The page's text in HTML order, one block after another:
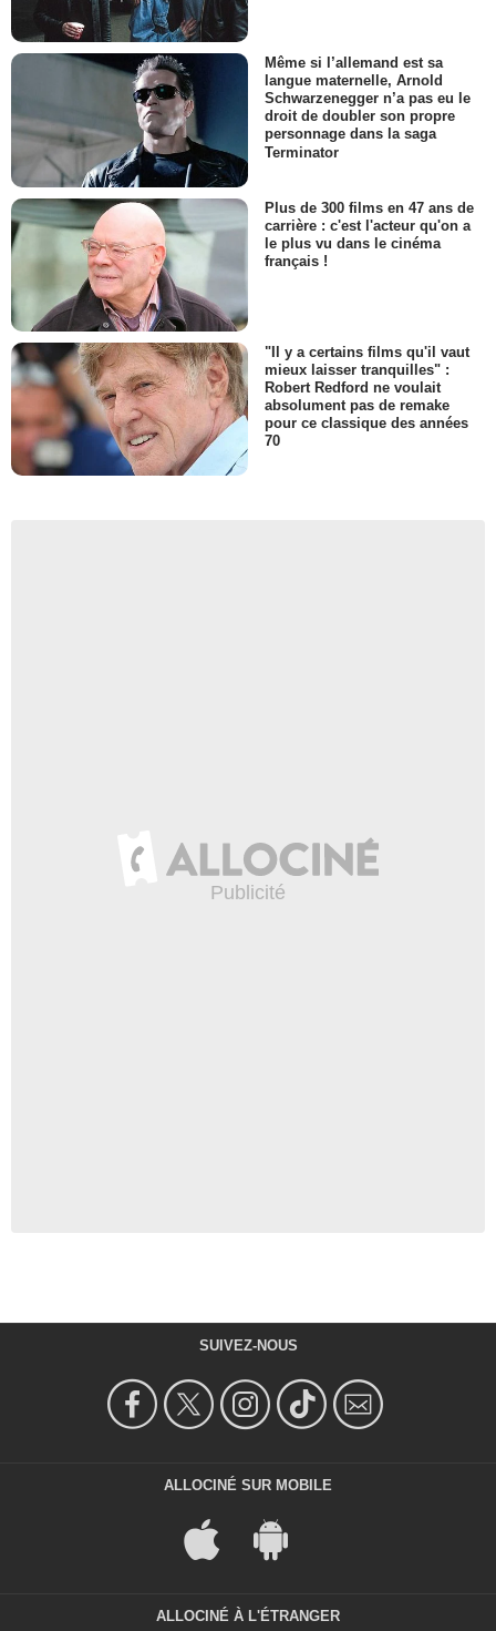
Même si l’allemand est sa
langue maternelle, Arnold
Schwarzenegger n’a pas eu le
droit de doubler son propre
personnage dans la saga
Terminator
Plus de 300 films en 47 ans de
carrière : c'est l'acteur qu'on a
le plus vu dans le cinéma
français !
"Il y a certains films qu'il vaut
mieux laisser tranquilles" :
Robert Redford ne voulait
absolument pas de remake
pour ce classique des années
70
SUIVEZ-NOUS
ALLOCINÉ SUR MOBILE
ALLOCINÉ À L'ÉTRANGER